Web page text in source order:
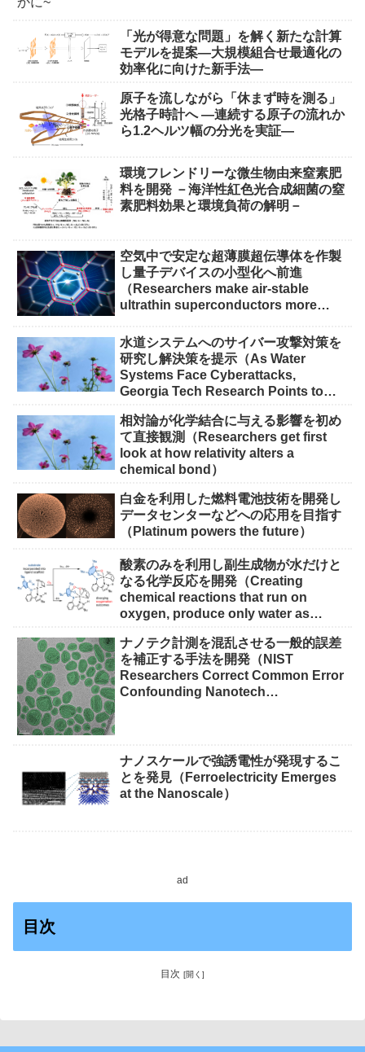
「光が得意な問題」を解く新たな計算
モデルを提案―大規模組合せ最適化の
効率化に向けた新手法―
原子を流しながら「休まず時を測る」
光格子時計へ ―連続する原子の流れか
ら1.2ヘルツ幅の分光を実証―
環境フレンドリーな微生物由来窒素肥
料を開発 －海洋性紅色光合成細菌の窒
素肥料効果と環境負荷の解明－
空気中で安定な超薄膜超伝導体を作製
し量子デバイスの小型化へ前進
（Researchers make air-stable
ultrathin superconductors more
水道システムへのサイバー攻撃対策を
研究し解決策を提示（As Water
Systems Face Cyberattacks,
Georgia Tech Research Points to
相対論が化学結合に与える影響を初め
て直接観測（Researchers get first
look at how relativity alters a
chemical bond）
白金を利用した燃料電池技術を開発し
データセンターなどへの応用を目指す
（Platinum powers the future）
酸素のみを利用し副生成物が水だけと
なる化学反応を開発（Creating
chemical reactions that run on
oxygen, produce only water as
ナノテク計測を混乱させる一般的誤差
を補正する手法を開発（NIST
Researchers Correct Common Error
Confounding Nanotech
ナノスケールで強誘電性が発現するこ
とを発見（Ferroelectricity Emerges
at the Nanoscale）
ad
目次
目次